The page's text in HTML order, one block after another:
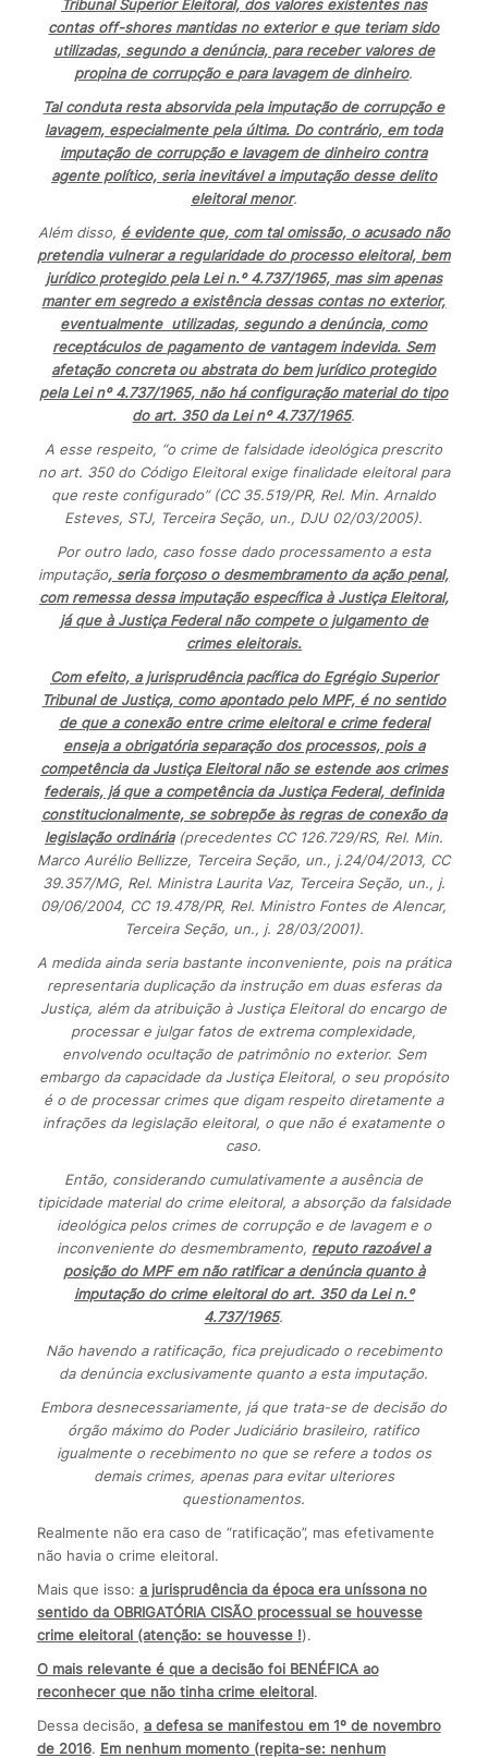
Tribunal Superior Eleitoral, dos valores existentes nas
contas off-shores mantidas no exterior e que teriam sido
utilizadas, segundo a denúncia, para receber valores de
propina de corrupção e para lavagem de dinheiro.
Tal conduta resta absorvida pela imputação de corrupção e
lavagem, especialmente pela última. Do contrário, em toda
imputação de corrupção e lavagem de dinheiro contra
agente político, seria inevitável a imputação desse delito
eleitoral menor.
Além disso, é evidente que, com tal omissão, o acusado não
pretendia vulnerar a regularidade do processo eleitoral, bem
jurídico protegido pela Lei n.º 4.737/1965, mas sim apenas
manter em segredo a existência dessas contas no exterior,
eventualmente utilizadas, segundo a denúncia, como
receptáculos de pagamento de vantagem indevida. Sem
afetação concreta ou abstrata do bem jurídico protegido
pela Lei nº 4.737/1965, não há configuração material do tipo
do art. 350 da Lei nº 4.737/1965.
A esse respeito, “o crime de falsidade ideológica prescrito
no art. 350 do Código Eleitoral exige finalidade eleitoral para
que reste configurado” (CC 35.519/PR, Rel. Min. Arnaldo
Esteves, STJ, Terceira Seção, un., DJU 02/03/2005).
Por outro lado, caso fosse dado processamento a esta
imputação, seria forçoso o desmembramento da ação penal,
com remessa dessa imputação específica à Justiça Eleitoral,
já que à Justiça Federal não compete o julgamento de
crimes eleitorais.
Com efeito, a jurisprudência pacífica do Egrégio Superior
Tribunal de Justiça, como apontado pelo MPF, é no sentido
de que a conexão entre crime eleitoral e crime federal
enseja a obrigatória separação dos processos, pois a
competência da Justiça Eleitoral não se estende aos crimes
federais, já que a competência da Justiça Federal, definida
constitucionalmente, se sobrepõe às regras de conexão da
legislação ordinária(precedentes CC 126.729/RS, Rel. Min.
Marco Aurélio Bellizze, Terceira Seção, un., j.24/04/2013, CC
39.357/MG, Rel. Ministra Laurita Vaz, Terceira Seção, un., j.
09/06/2004, CC 19.478/PR, Rel. Ministro Fontes de Alencar,
Terceira Seção, un., j. 28/03/2001).
A medida ainda seria bastante inconveniente, pois na prática
representaria duplicação da instrução em duas esferas da
Justiça, além da atribuição à Justiça Eleitoral do encargo de
processar e julgar fatos de extrema complexidade,
envolvendo ocultação de patrimônio no exterior. Sem
embargo da capacidade da Justiça Eleitoral, o seu propósito
é o de processar crimes que digam respeito diretamente a
infrações da legislação eleitoral, o que não é exatamente o
caso.
Então, considerando cumulativamente a ausência de
tipicidade material do crime eleitoral, a absorção da falsidade
ideológica pelos crimes de corrupção e de lavagem e o
inconveniente do desmembramento, reputo razoável a
posição do MPF em não ratificar a denúncia quanto à
imputação do crime eleitoral do art. 350 da Lei n.º
4.737/1965.
Não havendo a ratificação, fica prejudicado o recebimento
da denúncia exclusivamente quanto a esta imputação.
Embora desnecessariamente, já que trata-se de decisão do
órgão máximo do Poder Judiciário brasileiro, ratifico
igualmente o recebimento no que se refere a todos os
demais crimes, apenas para evitar ulteriores
questionamentos.
Realmente não era caso de “ratificação”, mas efetivamente
não havia o crime eleitoral.
Mais que isso: a jurisprudência da época era uníssona no
sentido da OBRIGATÓRIA CISÃO processual se houvesse
crime eleitoral (atenção: se houvesse !).
O mais relevante é que a decisão foi BENÉFICA ao
reconhecer que não tinha crime eleitoral.
Dessa decisão, a defesa se manifestou em 1º de novembro
de 2016. Em nenhum momento (repita-se: nenhum